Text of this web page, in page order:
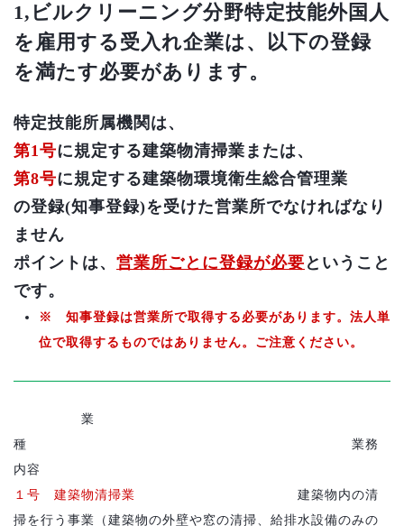
1,ビルクリーニング分野特定技能外国人
を雇用する受入れ企業は、以下の登録
を満たす必要があります。
特定技能所属機関は、
第1号に規定する建築物清掃業 または、
第8号に規定する建築物環境衛生総合管理業
の登録(知事登録)を受けた営業所でなければなり
ません
ポイントは、 営業所ごとに登録が必要 ということ
です。
※ 知事登録は営業所で取得する必要があります。法人単
位で取得するものではありません。ご注意ください。
業
種 業務
内容
１号 建築物清掃業 建築物内の清
掃を行う事業（建築物の外壁や窓の清掃、給排水設備のみの